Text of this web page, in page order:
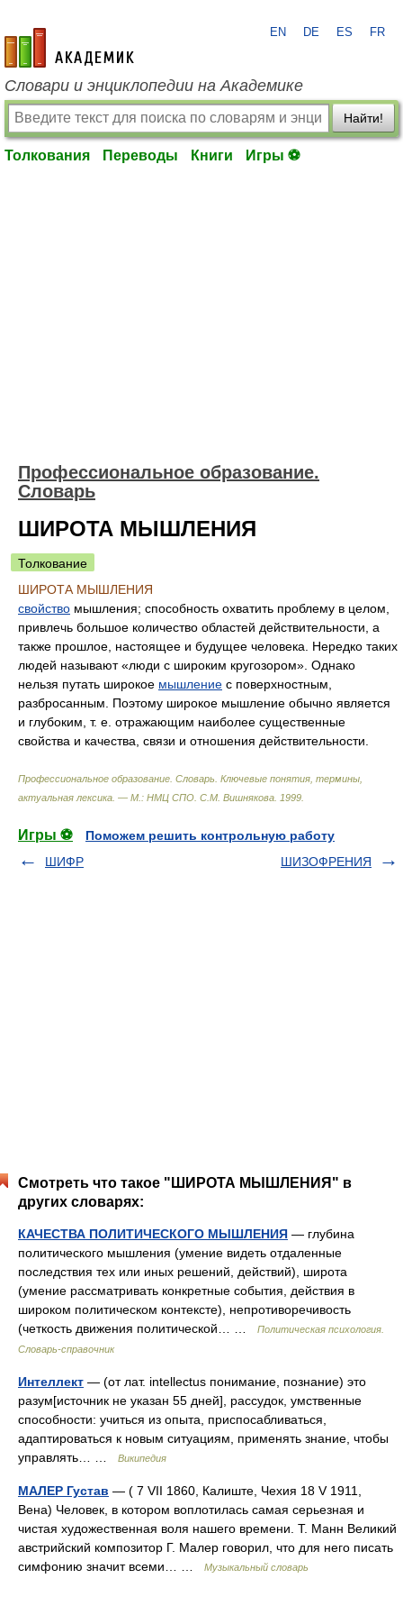
academic.ru
EN DE ES FR
Словари и энциклопедии на Академике
Найти!
Толкования Переводы Книги Игры ⚽
Профессиональное образование.
Словарь
ШИРОТА МЫШЛЕНИЯ
Толкование
ШИРОТА МЫШЛЕНИЯ
свойство мышления; способность охватить проблему в целом,
привлечь большое количество областей действительности, а
также прошлое, настоящее и будущее человека. Нередко таких
людей называют «люди с широким кругозором». Однако
нельзя путать широкое мышление с поверхностным,
разбросанным. Поэтому широкое мышление обычно является
и глубоким, т. е. отражающим наиболее существенные
свойства и качества, связи и отношения действительности.
Профессиональное образование. Словарь. Ключевые понятия, термины,
актуальная лексика. — М.: НМЦ СПО С.М. Вишнякова 1999
Игры ⚽
Поможем решить контрольную работу
ШИФР
ШИЗОФРЕНИЯ
Смотреть что такое "ШИРОТА МЫШЛЕНИЯ" в
других словарях:
КАЧЕСТВА ПОЛИТИЧЕСКОГО МЫШЛЕНИЯ — глубина
политического мышления (умение видеть отдаленные
последствия тех или иных решений, действий), широта
(умение рассматривать конкретные события, действия в
широком политическом контексте), непротиворечивость
(четкость движения политической… …
Политическая психология.
Словарь-справочник
Интеллект — (от лат. intellectus понимание, познание) это
разум[источник не указан 55 дней], рассудок, умственные
способности: учиться из опыта, приспосабливаться,
адаптироваться к новым ситуациям, применять знание, чтобы
управлять… …
Википедия
МАЛЕР Густав — ( 7 VII 1860, Калиште, Чехия 18 V 1911,
Вена) Человек, в котором воплотилась самая серьезная и
чистая художественная воля нашего времени. Т. Манн Великий
австрийский композитор Г. Малер говорил, что для него писать
симфонию значит всеми… …
Музыкальный словарь